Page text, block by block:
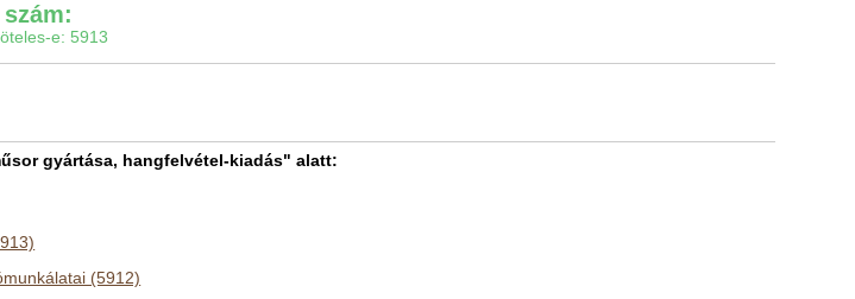
szám:
e: 5913
gyártása, hangfelvétel-kiadás" alatt:
(5912)